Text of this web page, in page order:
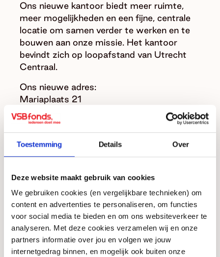
Toestemming Details Over
Deze website maakt gebruik van cookies
We gebruiken cookies (en vergelijkbare technieken) om
content en advertenties te personaliseren, om functies
voor social media te bieden en om ons websiteverkeer te
analyseren. Met deze cookies verzamelen wij en onze
partners informatie over jou en volgen we jouw
internetgedrag binnen, en mogelijk ook buiten onze
Ons nieuwe kantoor biedt meer ruimte,
meer mogelijkheden en een fijne, centrale
locatie om samen verder te werken en te
bouwen aan onze missie. Het kantoor
bevindt zich op loopafstand van Utrecht
Centraal.
Ons nieuwe adres:
Mariaplaats 21
3511 LK Utrecht
Ons postadres blijft ongewijzigd:
Postbus 16
3500 AA Utrecht
We werken tot 19 augustus op ons huidige
kantoor. Vanaf 20 augustus werken we
even thuis wegens de verhuizing, en vanaf 1
september ontvangen we je graag op onze
nieuwe plek. Tot dan!